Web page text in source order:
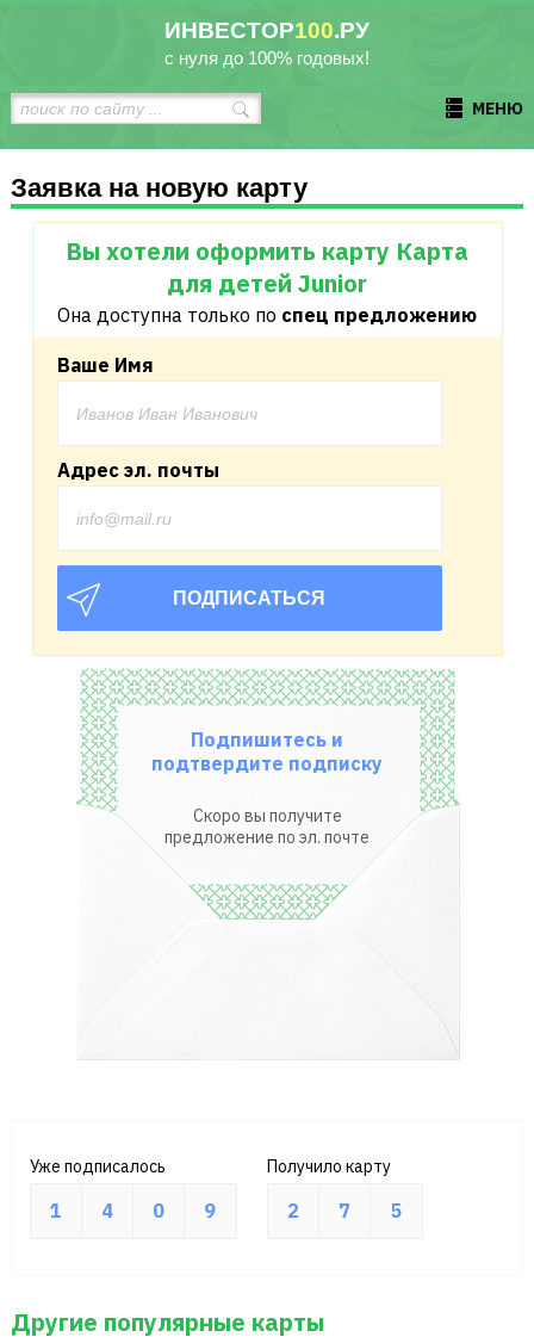
ИНВЕСТОР100.РУ
с нуля до 100% годовых!
МЕНЮ
Заявка на новую карту
Вы хотели оформить карту Карта
для детей Junior
Она доступна только по спец предложению
Ваше Имя
Адрес эл. почты
Подпишитесь и
подтвердите подписку
Скоро вы получите
предложение по эл. почте
Уже подписалось
1 4 0 9
Получило карту
2 7 5
Другие популярные карты